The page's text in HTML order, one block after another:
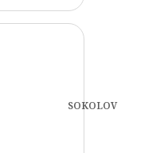
SOKOLOV